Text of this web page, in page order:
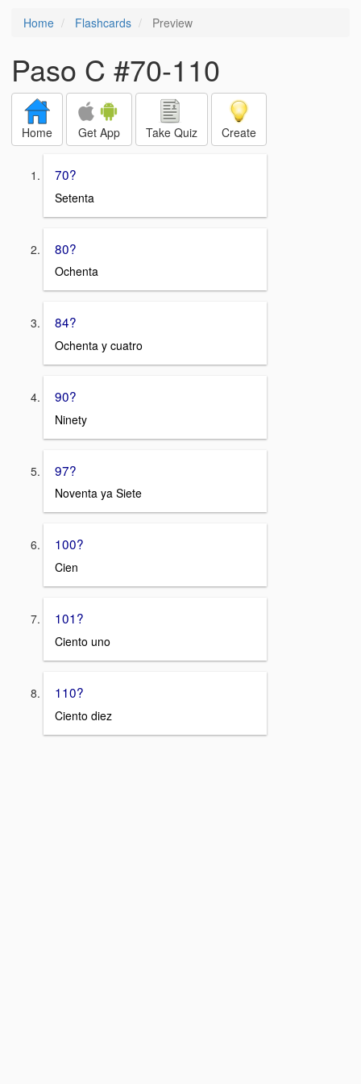
Home Flashcards Preview
Paso C #70-110
Home Get App Take Quiz Create
70?
Setenta
80?
Ochenta
84?
Ochenta y cuatro
90?
Ninety
97?
Noventa ya Siete
100?
Cien
101?
Ciento uno
110?
Ciento diez